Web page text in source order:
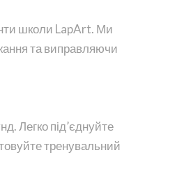
школи LapArt. Ми
та виправляючи
Легко під’єднуйте
тренувальний